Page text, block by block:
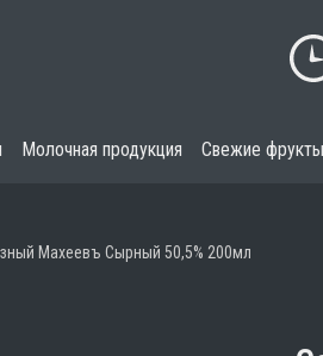
Молочная продукция Свежие
Махеевъ Сырный 50,5% 200мл